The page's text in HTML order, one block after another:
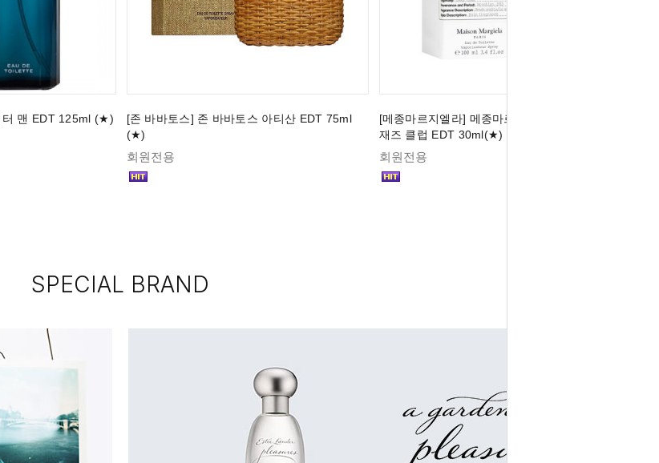
터 맨 EDT 125ml (★)
[존 바바토스] 존 바바토스 아티산 EDT 75ml
(★)
회원전용
[메종마르지엘라] 메종마르지엘라 레플리카
재즈 클럽 EDT 30ml(★)
회원전용
SPECIAL BRAND